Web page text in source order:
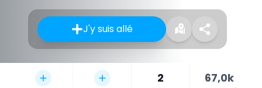
J'y suis allé
2 67,0k